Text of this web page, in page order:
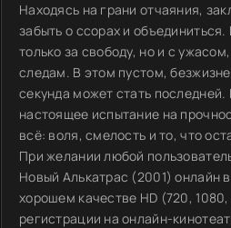
Находясь на грани отчаяния,
забыть о ссорах и
только за свободу, но и с
следам. В этом пустом,
секунда может стать
настоящее испытание на
всё: воля, смелость и то, что
При желании любой
Новый Алькатрас (2001) онлайн
хорошем качестве HD (720,
регистрации на онлайн-